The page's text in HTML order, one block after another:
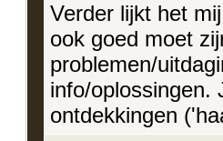
Verder lijkt het
ook goed moet
problemen/
info/oplossingen.
ontdekkingen